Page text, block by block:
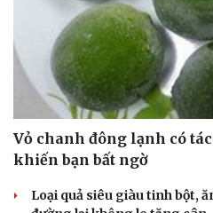
Vỏ chanh đông lạnh có
khiến bạn bất ngờ
Loại quả siêu giàu tinh bột,